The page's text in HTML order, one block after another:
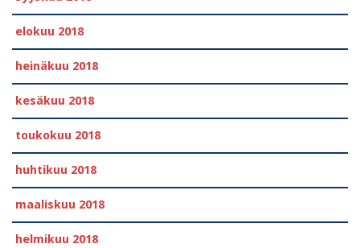
elokuu 2018
heinäkuu 2018
kesäkuu 2018
toukokuu 2018
huhtikuu 2018
maaliskuu 2018
helmikuu 2018